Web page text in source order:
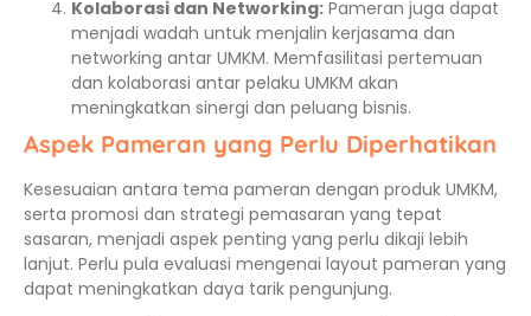
Kolaborasi dan Networking: Pameran juga dapat
menjadi wadah untuk menjalin kerjasama dan
networking antar UMKM. Memfasilitasi pertemuan
dan kolaborasi antar pelaku UMKM akan
meningkatkan sinergi dan peluang bisnis.
Aspek Pameran yang Perlu Diperhatikan
Kesesuaian antara tema pameran dengan produk UMKM,
serta promosi dan strategi pemasaran yang tepat
sasaran, menjadi aspek penting yang perlu dikaji lebih
lanjut. Perlu pula evaluasi mengenai layout pameran yang
dapat meningkatkan daya tarik pengunjung.